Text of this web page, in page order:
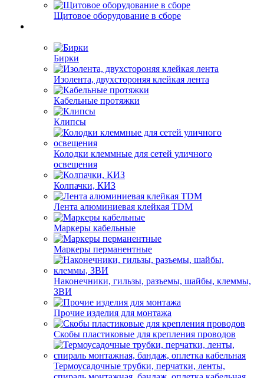
Щитовое оборудование в сборе
Бирки
Изолента, двухстороняя клейкая лента
Кабельные протяжки
Клипсы
Колодки клеммные для сетей уличного
освещения
Колпачки, КИЗ
Лента алюминиевая клейкая TDM
Маркеры кабельные
Маркеры перманентные
Наконечники, гильзы, разъемы, шайбы, клеммы,
ЗВИ
Прочие изделия для монтажа
Скобы пластиковые для крепления проводов
Термоусадочные трубки, перчатки, ленты,